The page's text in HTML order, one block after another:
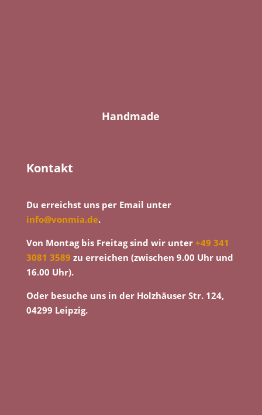
Handmade
Kontakt
Du erreichst uns per Email unter
info@vonmia.de.
Von Montag bis Freitag sind wir unter +49 341
3081 3589 zu erreichen (zwischen 9.00 Uhr und
16.00 Uhr).
Oder besuche uns in der Holzhäuser Str. 124,
04299 Leipzig.